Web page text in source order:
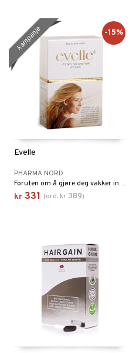
Evelle
PHARMA NORD
Foruten om å gjøre deg vakker innenfra er evelle® ett bra daglig næringstilskudd, som også beskytter dine celler og bidrar til ditt allmenne velvære.
kr 331 (ord. kr 389)
kampanje -15%